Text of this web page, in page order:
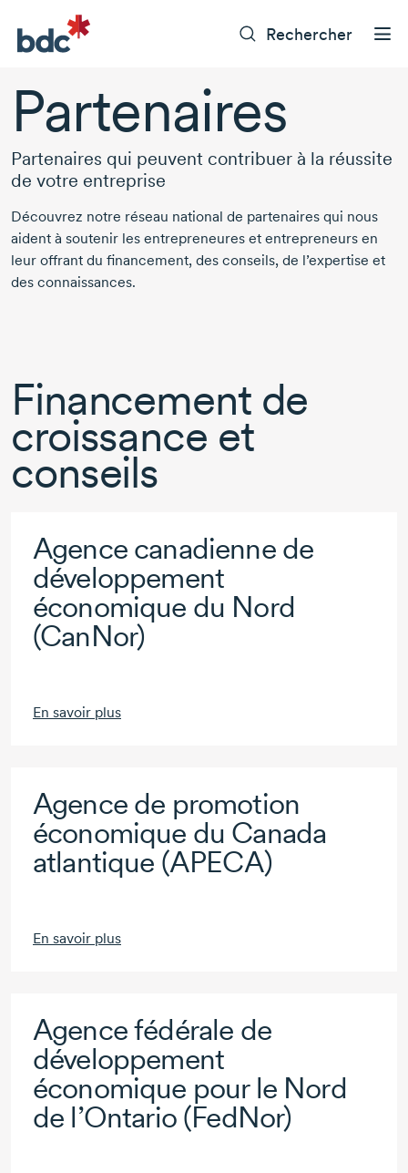
Rechercher
Partenaires
Partenaires qui peuvent contribuer à la réussite
de votre entreprise
Découvrez notre réseau national de partenaires qui nous
aident à soutenir les entrepreneures et entrepreneurs en
leur offrant du financement, des conseils, de l’expertise et
des connaissances.
Financement de
croissance et
conseils
Agence canadienne de
développement
économique du Nord
(CanNor)
En savoir plus
Agence de promotion
économique du Canada
atlantique (APECA)
En savoir plus
Agence fédérale de
développement
économique pour le Nord
de l’Ontario (FedNor)